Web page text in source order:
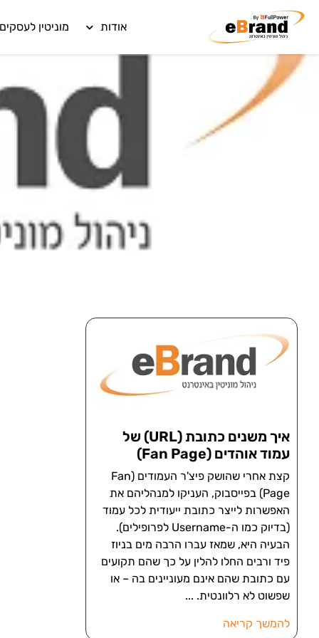
אודות מוניטין לעסקים
איך משנים כתובת (URL) של
עמוד אוהדים (Fan Page)
קצת אחרי שהושק פיצ'ר העמודים (Fan
Page) בפייסבוק, העניקו למנהליהם את
האפשרות לייצר כתובת ייעודית לכל עמוד
(בדיוק כמו ה-Username לפרופילים).
הבעיה היא, שמאז עברו הרבה מים בניוז
פיד ורבים החלו להלין על כך שהם תקועים
עם כתובת שהם אינם מעוניינים בה – או
שפשוט לא רלוונטית.
להמשך קריאה